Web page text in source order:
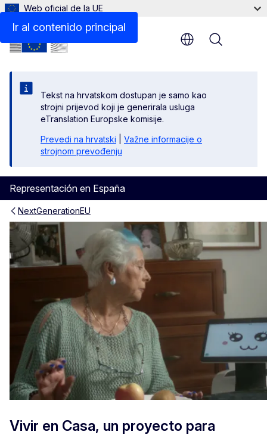
Ir al contenido principal
Web oficial de la UE
Tekst na hrvatskom dostupan je samo kao
strojni prijevod koji je generirala usluga
eTranslation Europske komisije.
Prevedi na hrvatski
Važne informacije o
strojnom prevođenju
Representación en España
Menu
NextGenerationEU
Vivir en Casa, un proyecto
Vivir en Casa, un proyecto para